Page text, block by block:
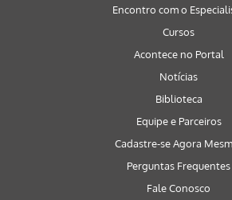
Encontro com o
Cursos
Acontece no Portal
Notícias
Biblioteca
Equipe e Parceiros
Cadastre-se Agora
Perguntas Frequentes
Fale Conosco